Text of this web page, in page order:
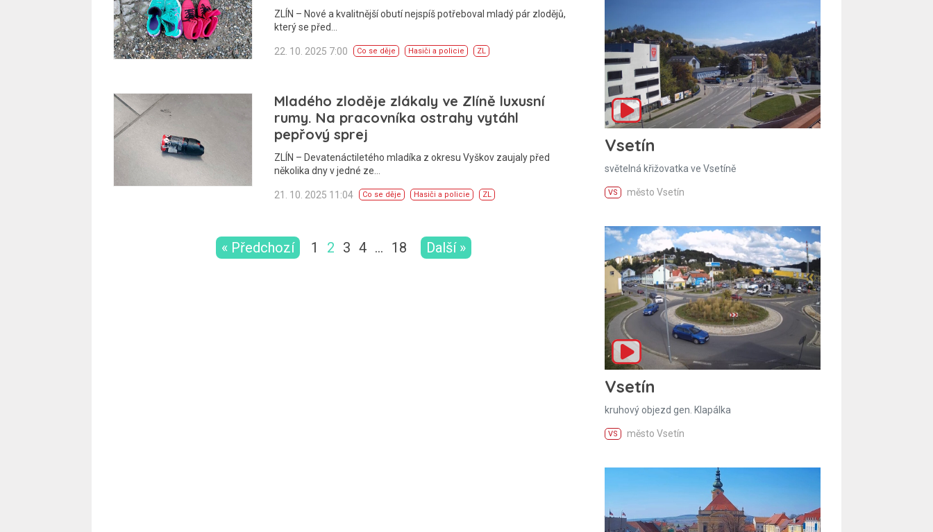
ZLÍN – Nové a kvalitnější obutí nejspíš potřeboval mladý pár zlodějů,
který se před…
22. 10. 2025 7:00 Co se děje Hasiči a policie ZL
Mladého zloděje zlákaly ve Zlíně luxusní
rumy. Na pracovníka ostrahy vytáhl
pepřový sprej
ZLÍN – Devatenáctiletého mladíka z okresu Vyškov zaujaly před
několika dny v jedné ze…
21. 10. 2025 11:04 Co se děje Hasiči a policie ZL
« Předchozí 1 2 3 4 … 18 Další »
Vsetín
světelná křižovatka ve Vsetíně
VS město Vsetín
Vsetín
kruhový objezd gen. Klapálka
VS město Vsetín